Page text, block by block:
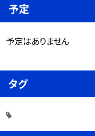
予定
予定はありません
タグ